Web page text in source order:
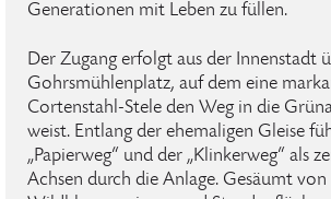
Generationen mit Leben zu füllen.
Der Zugang erfolgt aus der Innenstadt
Gohrsmühlenplatz, auf dem eine
Cortenstahl-Stele den Weg in die
weist. Entlang der ehemaligen Gleise
„Papierweg“ und der „Klinkerweg“ als
Achsen durch die Anlage. Gesäumt von